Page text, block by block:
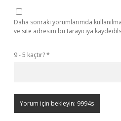
Daha sonraki yorumlarımda
ve site adresim bu tarayıcıya
9 - 5 kaçtır?*